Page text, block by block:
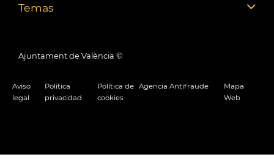
Temas
Ajuntament de València ©
Aviso
legal
Política
privacidad
Política de
cookies
Agencia Antifraude
Mapa
Web